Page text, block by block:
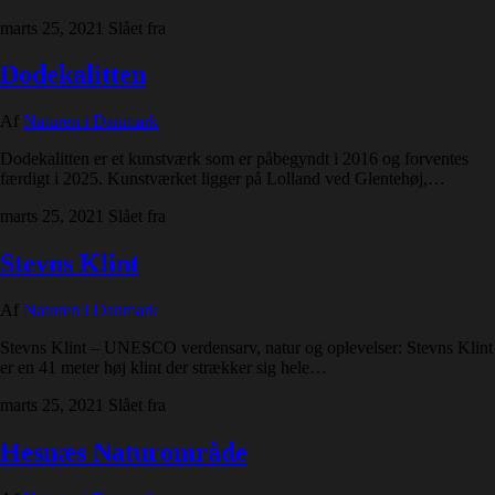
marts 25, 2021 Slået fra
Dodekalitten
Af Naturen i Danmark
Dodekalitten er et kunstværk som er påbegyndt i 2016 og forventes
færdigt i 2025. Kunstværket ligger på Lolland ved Glentehøj,…
marts 25, 2021 Slået fra
Stevns Klint
Af Naturen i Danmark
Stevns Klint – UNESCO verdensarv, natur og oplevelser: Stevns Klint
er en 41 meter høj klint der strækker sig hele…
marts 25, 2021 Slået fra
Hesnæs Naturområde